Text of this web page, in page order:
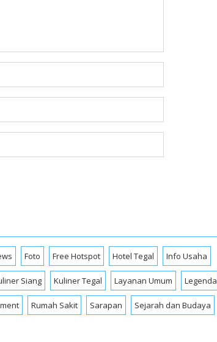
Foto Free Hotspot Hotel Tegal Info Usaha
Siang Kuliner Tegal Layanan Umum Legenda
Rumah Sakit Sarapan Sejarah dan Budaya